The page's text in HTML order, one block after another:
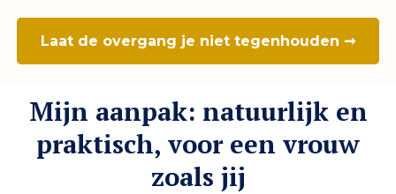
Laat de overgang je niet tegenhouden ➞
Mijn aanpak: natuurlijk en
praktisch, voor een vrouw
zoals jij